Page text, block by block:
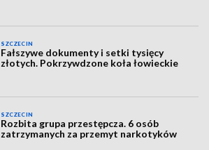
SZCZECIN
Fałszywe dokumenty i setki tysięcy
złotych. Pokrzywdzone koła łowieckie
SZCZECIN
Rozbita grupa przestępcza. 6 osób
zatrzymanych za przemyt narkotyków